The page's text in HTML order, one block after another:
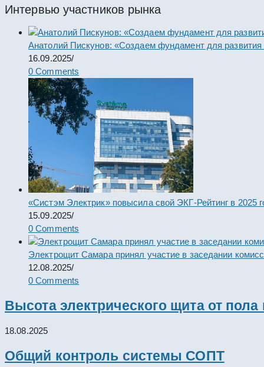
Интервью участников рынка
Анатолий Пискунов: «Создаем фундамент для развития
16.09.2025/
0 Comments
«Систэм Электрик» повысила свой ЭКГ-Рейтинг в 2025
15.09.2025/
0 Comments
Электрощит Самара принял участие в заседании
12.08.2025/
0 Comments
Высота электрического щита от
18.08.2025
Общий контроль системы СОПТ